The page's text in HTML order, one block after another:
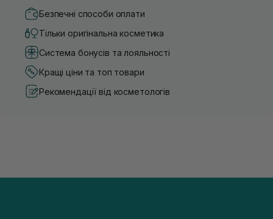
Безпечні способи оплати
Тільки оригінальна косметика
Система бонусів та лояльності
Кращі ціни та топ товари
Рекомендації від косметологів